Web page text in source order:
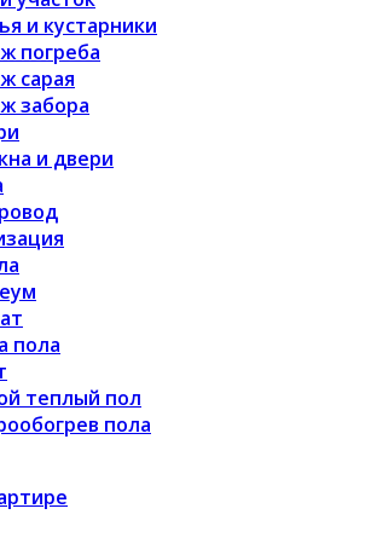
и кустарники
погреба
сарая
забора
и двери
пола
теплый пол
пола